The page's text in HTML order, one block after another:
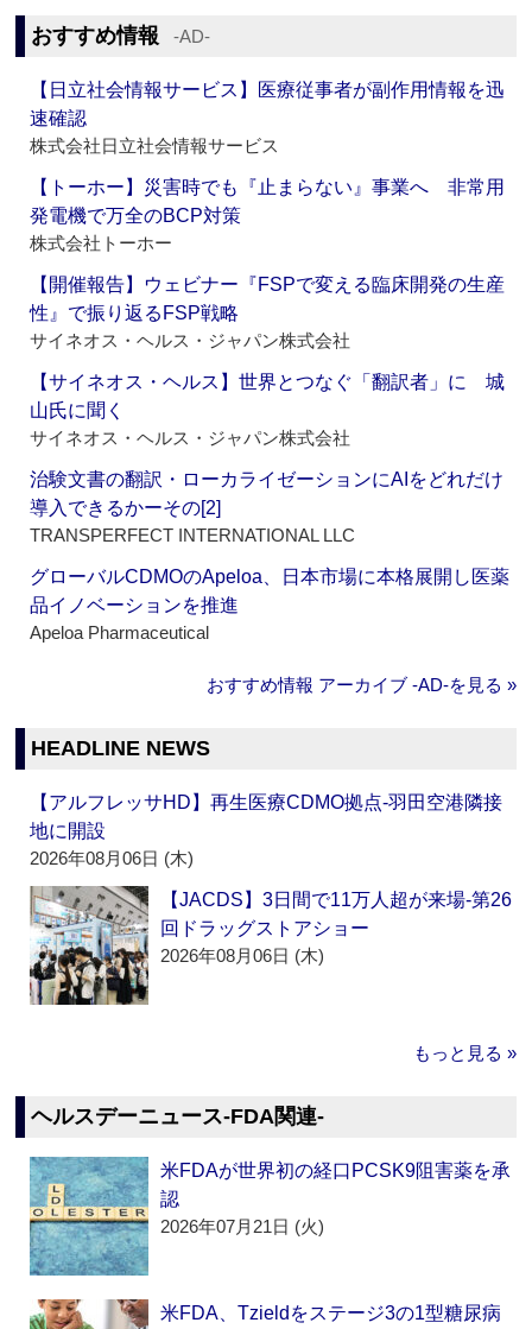
おすすめ情報 ‐AD‐
【日立社会情報サービス】医療従事者が副作用情報を迅
速確認
株式会社日立社会情報サービス
【トーホー】災害時でも『止まらない』事業へ 非常用
発電機で万全のBCP対策
株式会社トーホー
【開催報告】ウェビナー『FSPで変える臨床開発の生産
性』で振り返るFSP戦略
サイネオス・ヘルス・ジャパン株式会社
【サイネオス・ヘルス】世界とつなぐ「翻訳者」に 城
山氏に聞く
サイネオス・ヘルス・ジャパン株式会社
治験文書の翻訳・ローカライゼーションにAIをどれだけ
導入できるかーその[2]
TRANSPERFECT INTERNATIONAL LLC
グローバルCDMOのApeloa、日本市場に本格展開し医薬
品イノベーションを推進
Apeloa Pharmaceutical
おすすめ情報 アーカイブ ‐AD‐を見る »
HEADLINE NEWS
【アルフレッサHD】再生医療CDMO拠点‐羽田空港隣接
地に開設
2026年08月06日 (木)
【JACDS】3日間で11万人超が来場‐第26
回ドラッグストアショー
2026年08月06日 (木)
もっと見る »
ヘルスデーニュース‐FDA関連‐
米FDAが世界初の経口PCSK9阻害薬を承
認
2026年07月21日 (火)
米FDA、Tzieldをステージ3の1型糖尿病